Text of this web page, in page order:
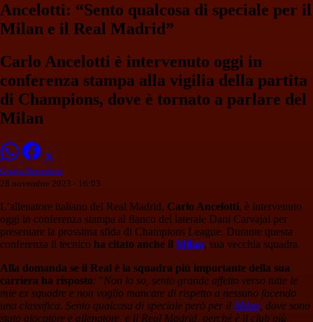
Ancelotti: “Sento qualcosa di speciale per il
Milan e il Real Madrid”
Carlo Ancelotti è intervenuto oggi in
conferenza stampa alla vigilia della partita
di Champions, dove è tornato a parlare del
Milan
Giulia Benedetti
28 novembre 2023 - 16:03
L’allenatore italiano del Real Madrid, Carlo Ancelotti, è intervenuto
oggi in conferenza stampa al fianco del laterale Dani Carvajal per
presentare la prossima sfida di Champions League. Durante questa
conferenza il tecnico ha citato anche il Milan, sua vecchia squadra.
Alla domanda se il Real è la squadra più importante della sua
carriera ha risposto: "Non lo so, sento grande affetto verso tutte le
mie ex squadre e non voglio mancare di rispetto a nessuno facendo
una classifica. Sento qualcosa di speciale però per il Milan , dove sono
stato giocatore e allenatore, e il Real Madrid, perché è il club più